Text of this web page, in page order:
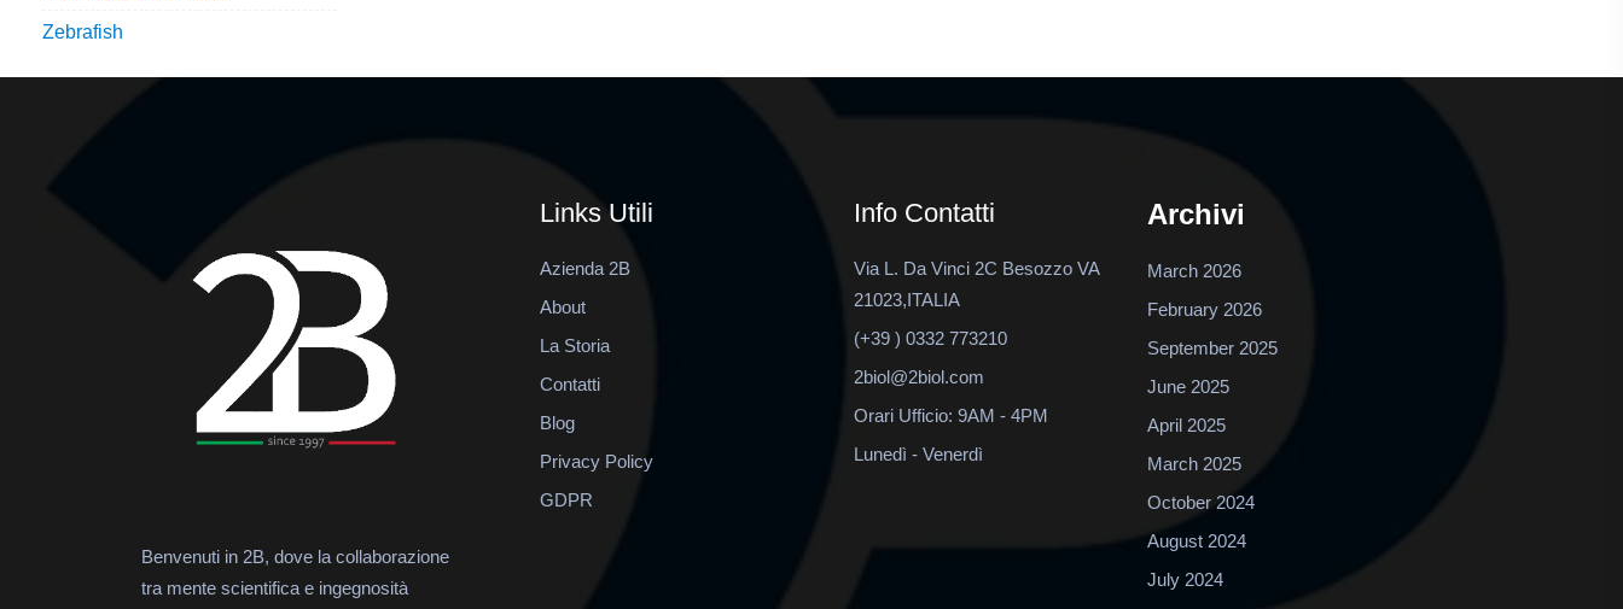
Zebrafish
Benvenuti in 2B, dove la collaborazione
tra mente scientifica e ingegnosità
Links Utili
Azienda 2B
About
La Storia
Contatti
Blog
Privacy Policy
GDPR
Info Contatti
Via L. Da Vinci 2C Besozzo VA
21023,ITALIA
(+39 ) 0332 773210
2biol@2biol.com
Orari Ufficio: 9AM - 4PM
Lunedì - Venerdì
Archivi
March 2026
February 2026
September 2025
June 2025
April 2025
March 2025
October 2024
August 2024
July 2024